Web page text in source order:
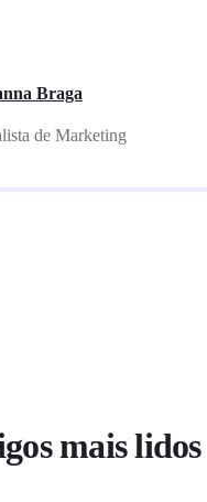
Braga
de Marketing
mais lidos